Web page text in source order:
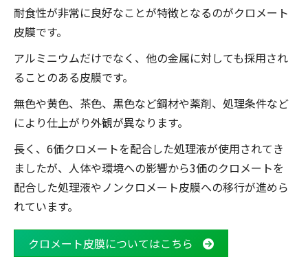
耐食性が非常に良好なことが特徴となるのがクロメート
皮膜です。
アルミニウムだけでなく、他の金属に対しても採用され
ることのある皮膜です。
無色や黄色、茶色、黒色など鋼材や薬剤、処理条件など
により仕上がり外観が異なります。
長く、6価クロメートを配合した処理液が使用されてき
ましたが、人体や環境への影響から3価のクロメートを
配合した処理液やノンクロメート皮膜への移行が進めら
れています。
クロメート皮膜についてはこちら